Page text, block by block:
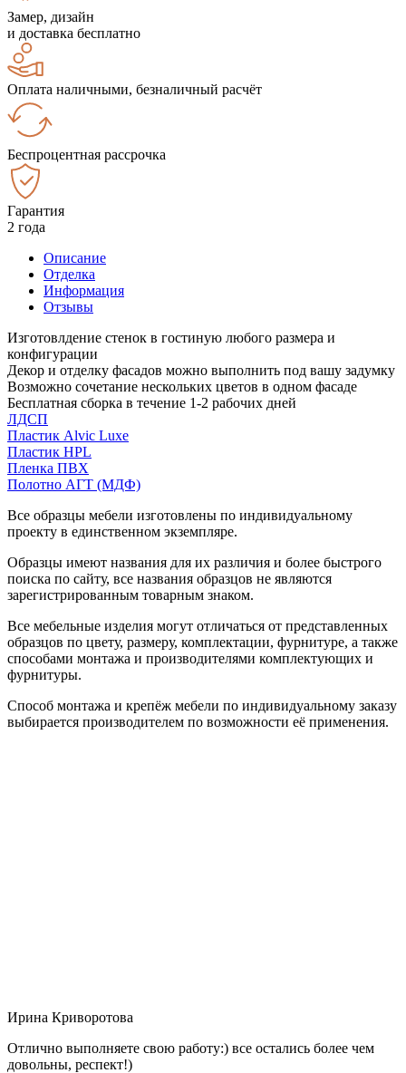
Замер, дизайн
и доставка бесплатно
Оплата наличными, безналичный расчёт
Беспроцентная рассрочка
Гарантия
2 года
Описание
Отделка
Информация
Отзывы
Изготовлдение стенок в гостиную любого размера и
конфигурации
Декор и отделку фасадов можно выполнить под вашу задумку
Возможно сочетание нескольких цветов в одном фасаде
Бесплатная сборка в течение 1-2 рабочих дней
ЛДСП
Пластик Alvic Luxe
Пластик HPL
Пленка ПВХ
Полотно АГТ (МДФ)
Все образцы мебели изготовлены по индивидуальному
проекту в единственном экземпляре.
Образцы имеют названия для их различия и более быстрого
поиска по сайту, все названия образцов не являются
зарегистрированным товарным знаком.
Все мебельные изделия могут отличаться от представленных
образцов по цвету, размеру, комплектации, фурнитуре, а также
способами монтажа и производителями комплектующих и
фурнитуры.
Способ монтажа и крепёж мебели по индивидуальному заказу
выбирается производителем по возможности её применения.
Ирина Криворотова
Отлично выполняете свою работу:) все остались более чем
довольны, респект!)